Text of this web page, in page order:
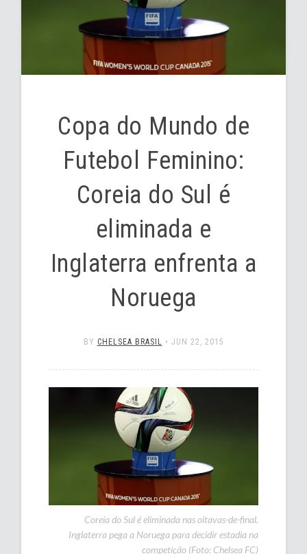
Copa do Mundo de
Futebol Feminino:
Coreia do Sul é
eliminada e
Inglaterra enfrenta a
Noruega
BY CHELSEA BRASIL • JUN 22, 2015
Coreia do Sul é eliminada nas oitavas-de-final.
Inglaterra pega a Noruega para decidir estadia na
competição (Foto: Chelsea FC)